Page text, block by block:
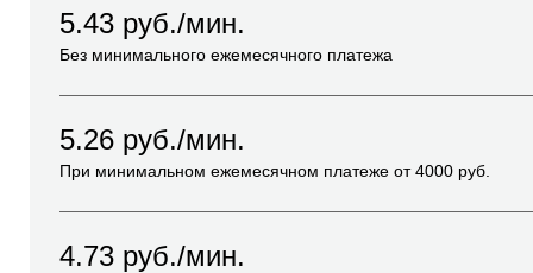
5.43 руб./мин.
Без минимального ежемесячного платежа
5.26 руб./мин.
При минимальном ежемесячном платеже от4000 руб.
4.73 руб./мин.